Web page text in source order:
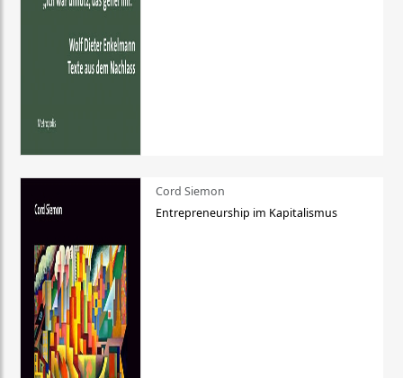
Cord Siemon
Entrepreneurship im Kapitalismus